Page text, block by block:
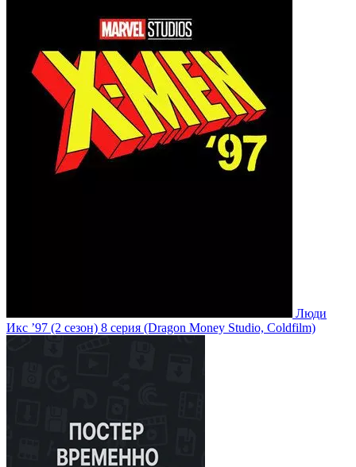
Люди
Икс ’97 (2 сезон) 8 серия (Dragon Money Studio, Coldfilm)